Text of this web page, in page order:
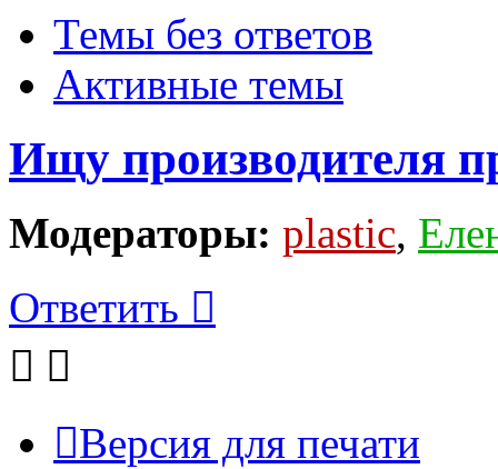
Темы без ответов
Активные темы
Ищу производителя
Модераторы: plastic,
Ответить
Версия для печати